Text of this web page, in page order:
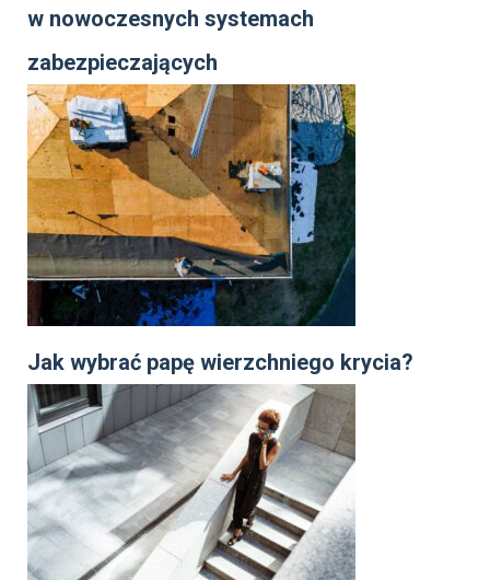
w nowoczesnych systemach
zabezpieczających
Jak wybrać papę wierzchniego krycia?